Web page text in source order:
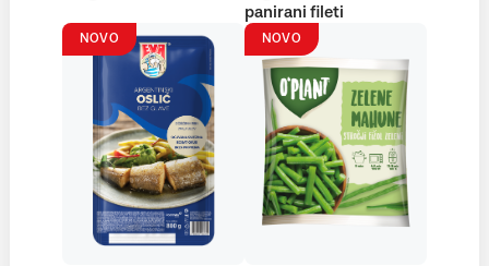
panirani fileti
NOVO NOVO